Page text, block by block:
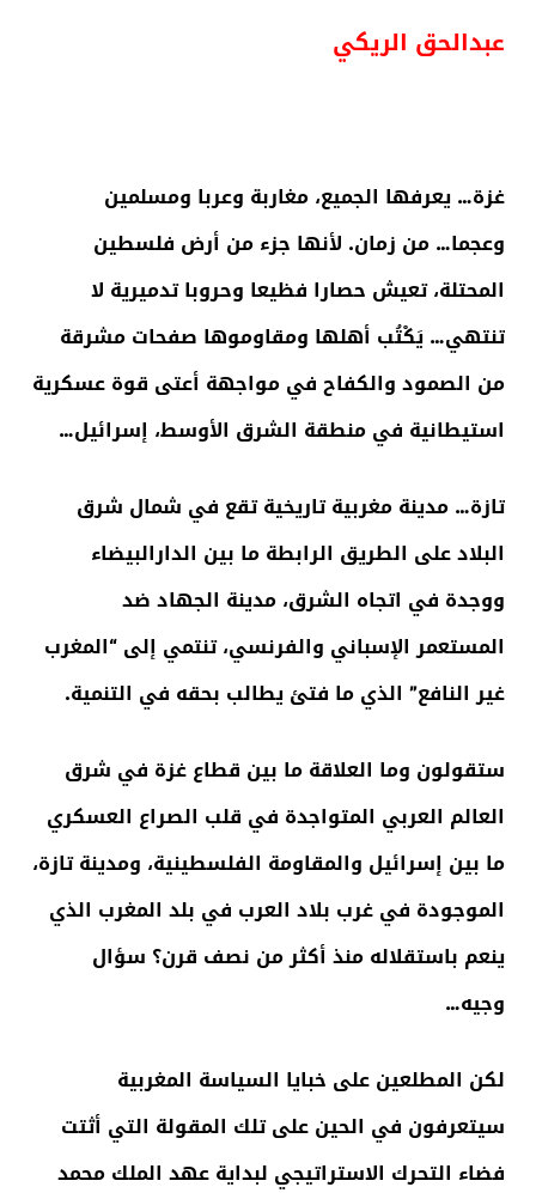
عبدالحق الريكي
غزة… يعرفها الجميع، مغاربة وعربا ومسلمين
وعجما… من زمان. لأنها جزء من أرض فلسطين
المحتلة، تعيش حصارا فظيعا وحروبا تدميرية لا
تنتهي… يَكْتُب أهلها ومقاوموها صفحات مشرقة
من الصمود والكفاح في مواجهة أعتى قوة عسكرية
استيطانية في منطقة الشرق الأوسط، إسرائيل…
تازة… مدينة مغربية تاريخية تقع في شمال شرق
البلاد على الطريق الرابطة ما بين الدارالبيضاء
ووجدة في اتجاه الشرق، مدينة الجهاد ضد
المستعمر الإسباني والفرنسي، تنتمي إلى “المغرب
غير النافع” الذي ما فتئ يطالب بحقه في التنمية.
ستقولون وما العلاقة ما بين قطاع غزة في شرق
العالم العربي المتواجدة في قلب الصراع العسكري
ما بين إسرائيل والمقاومة الفلسطينية، ومدينة تازة،
الموجودة في غرب بلاد العرب في بلد المغرب الذي
ينعم باستقلاله منذ أكثر من نصف قرن؟ سؤال
وجيه…
لكن المطلعين على خبايا السياسة المغربية
سيتعرفون في الحين على تلك المقولة التي أثتت
فضاء التحرك الاستراتيجي لبداية عهد الملك محمد